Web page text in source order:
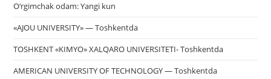
O‘rgimchak odam: Yangi kun
«AJOU UNIVERSITY» — Toshkentda
TOSHKENT «KIMYO» XALQARO UNIVERSITETI- Toshkentda
AMERICAN UNIVERSITY OF TECHNOLOGY — Toshkentda